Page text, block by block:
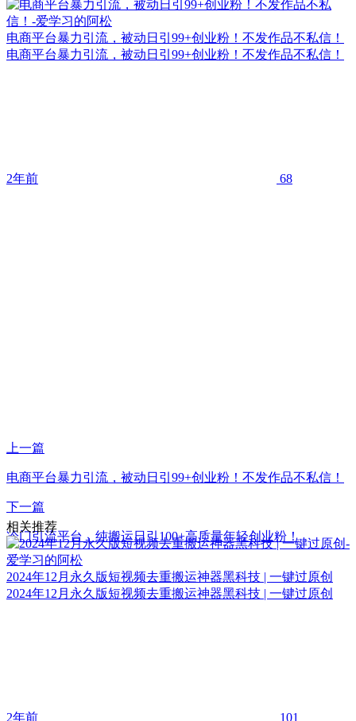
电商平台暴力引流，被动日引99+创业粉！不发作品不私信！
电商平台暴力引流，被动日引99+创业粉！不发作品不私信！
2年前 68
上一篇
电商平台暴力引流，被动日引99+创业粉！不发作品不私信！
下一篇
冷门引流平台，纯搬运日引100+高质量年轻创业粉！
相关推荐
2024年12月永久版短视频去重搬运神器黑科技 | 一键过原创
2024年12月永久版短视频去重搬运神器黑科技 | 一键过原创
2年前 101